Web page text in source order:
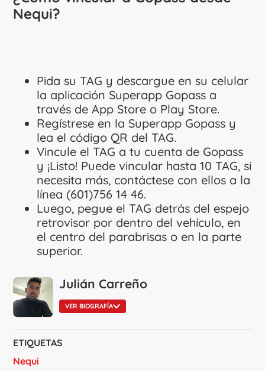
Nequi?
Pida su TAG y descargue en su celular
la aplicación Superapp Gopass a
través de App Store o Play Store.
Regístrese en la Superapp Gopass y
lea el código QR del TAG.
Vincule el TAG a tu cuenta de Gopass
y ¡Listo! Puede vincular hasta 10 TAG, si
necesita más, contáctese con ellos a la
línea (601)756 14 46.
Luego, pegue el TAG detrás del espejo
retrovisor por dentro del vehículo, en
el centro del parabrisas o en la parte
superior.
Julián Carreño
VER BIOGRAFÍA
ETIQUETAS
Nequi